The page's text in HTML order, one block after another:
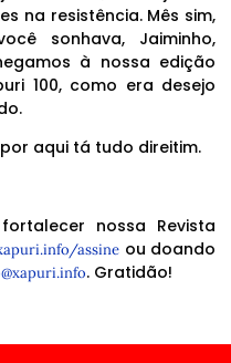
na resistência. Mês sim,
sonhava, Jaiminho,
à nossa edição
100, como era desejo
aqui tá tudo direitim.
nossa Revista
assine ou doando
. Gratidão!